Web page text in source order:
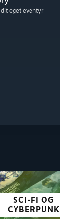
eget eventyr
SCI-FI OG
CYBERPUNK
ACTION
CO-OP
OVERLEVELSE